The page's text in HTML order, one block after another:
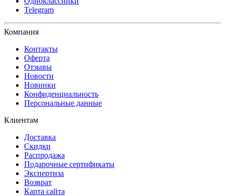
Telegram
Компания
Контакты
Оферта
Отзывы
Новости
Новинки
Конфиденциальность
Персональные данные
Клиентам
Доставка
Скидки
Распродажа
Подарочные сертификаты
Экспертиза
Возврат
Карта сайта